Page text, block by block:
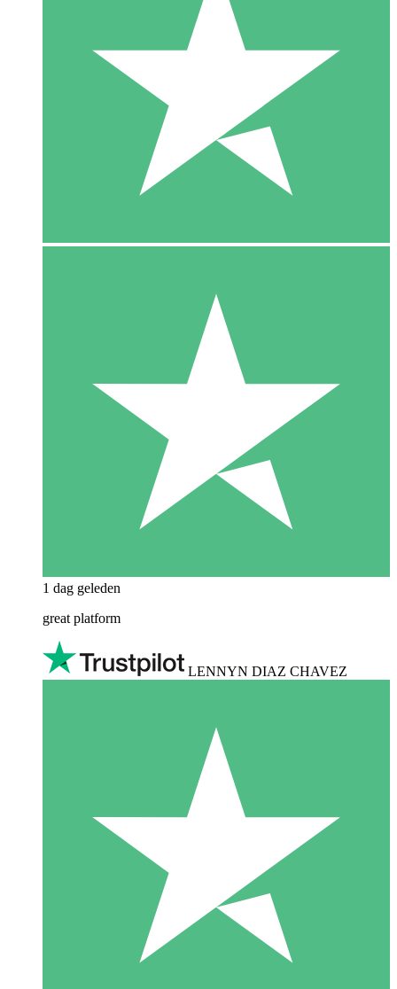
1 dag geleden
great platform
LENNYN DIAZ CHAVEZ